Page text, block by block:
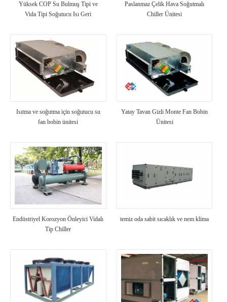
Yüksek COP Su Bulmuş Tipi ve
Vida Tipi Soğutucu Isı Geri
Paslanmaz Çelik Hava Soğutmalı
Chiller Ünitesi
Isıtma ve soğutma için soğutucu su
fan bobin ünitesi
Yatay Tavan Gizli Monte Fan Bobin
Ünitesi
Endüstriyel Korozyon Önleyici Vidalı
Tip Chiller
temiz oda sabit sıcaklık ve nem klima